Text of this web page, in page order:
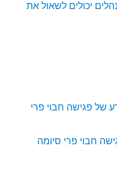
יכולים לשאול את
של פגישה חבוי פרי
חבוי פרי סיומה